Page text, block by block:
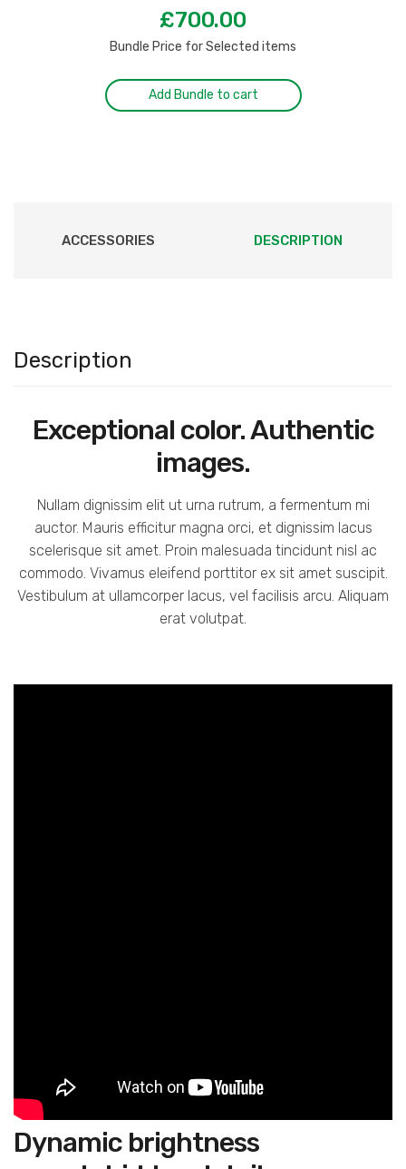
£700.00
Bundle Price for Selected items
Add Bundle to cart
ACCESSORIES DESCRIPTION
Description
Exceptional color. Authentic
images.
Nullam dignissim elit ut urna rutrum, a fermentum mi
auctor. Mauris efficitur magna orci, et dignissim lacus
scelerisque sit amet. Proin malesuada tincidunt nisl ac
commodo. Vivamus eleifend porttitor ex sit amet suscipit.
Vestibulum at ullamcorper lacus, vel facilisis arcu. Aliquam
erat volutpat.
Dynamic brightness